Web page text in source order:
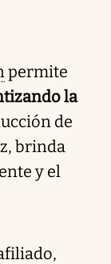
permite
la
de
brinda
y el